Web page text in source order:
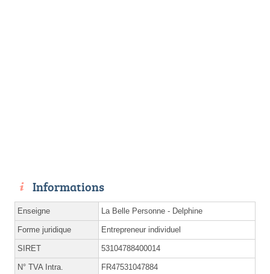
Informations
Enseigne La Belle Personne - Delphine
Forme juridique Entrepreneur individuel
SIRET 53104788400014
N° TVA Intra. FR47531047884